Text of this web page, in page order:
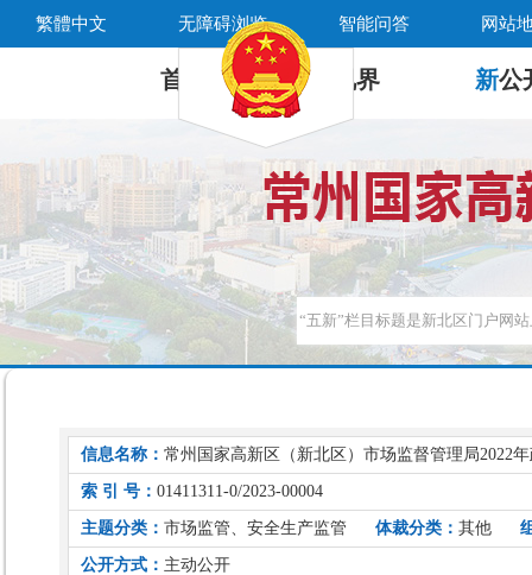
繁體中文 无障碍浏览 智能问答 网站
首 页 新 视界 新公
信息名称： 常州国家高新区（新北区）市场监督管理局2022
索 引 号： 01411311-0/2023-00004
主题分类： 市场监管、安全生产监管 体裁分类： 其他
公开方式： 主动公开